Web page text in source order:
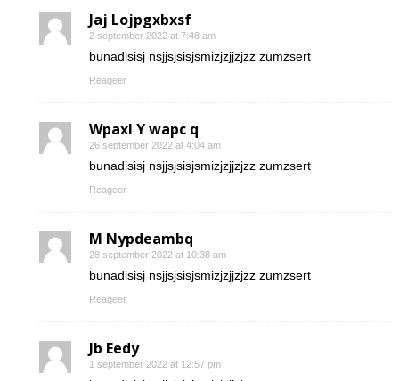
Jaj Lojpgxbxsf
2 september 2022 at 7:48 am
bunadisisj nsjjsjsisjsmizjzjjzjzz zumzsert
Reageer
Wpaxl Y wapc q
26 september 2022 at 4:04 am
bunadisisj nsjjsjsisjsmizjzjjzjzz zumzsert
Reageer
M Nypdeambq
28 september 2022 at 10:38 am
bunadisisj nsjjsjsisjsmizjzjjzjzz zumzsert
Reageer
Jb Eedy
1 september 2022 at 12:57 pm